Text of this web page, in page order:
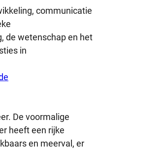
communicatie
de wetenschap en het
in
De voormalige
heeft een rijke
en meerval, er